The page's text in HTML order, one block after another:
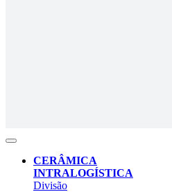
CERÂMICA
INTRALOGÍSTICA
Divisão